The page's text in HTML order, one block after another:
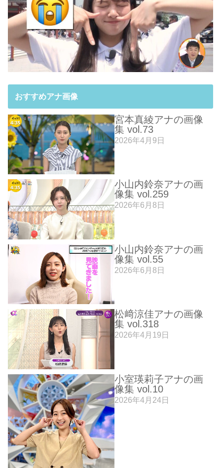
おすすめアナ画像
宮本真綾アナの画像
集 vol.73
2026年4月9日
小山内鈴奈アナの画
像集 vol.259
2026年6月8日
小山内鈴奈アナの画
像集 vol.55
2026年6月8日
松﨑涼佳アナの画像
集 vol.318
2026年4月19日
小室瑛莉子アナの画
像集 vol.10
2026年4月24日